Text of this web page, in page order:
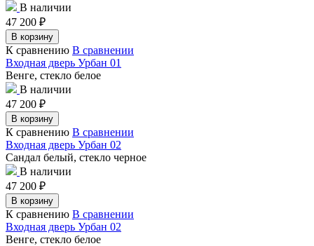
В наличии
47 200 ₽
В корзину
К сравнению В сравнении
Входная дверь Урбан 01
Венге, стекло белое
В наличии
47 200 ₽
В корзину
К сравнению В сравнении
Входная дверь Урбан 02
Сандал белый, стекло черное
В наличии
47 200 ₽
В корзину
К сравнению В сравнении
Входная дверь Урбан 02
Венге, стекло белое